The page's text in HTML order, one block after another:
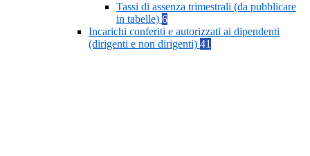
Tassi di assenza trimestrali (da pubblicare
in tabelle) 6
Incarichi conferiti e autorizzati ai dipendenti
(dirigenti e non dirigenti) 41